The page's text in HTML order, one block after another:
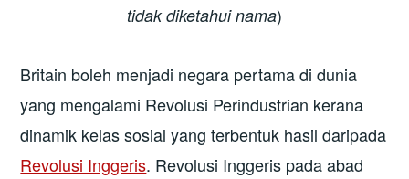
tidak diketahui nama)
Britain boleh menjadi negara pertama di dunia
yang mengalami Revolusi Perindustrian kerana
dinamik kelas sosial yang terbentuk hasil daripada
Revolusi Inggeris. Revolusi Inggeris pada abad